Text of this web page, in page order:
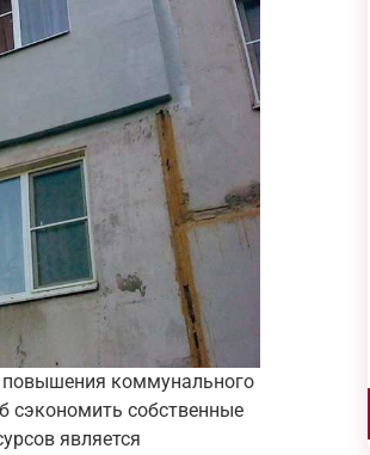
повышения коммунального
сэкономить собственные
является